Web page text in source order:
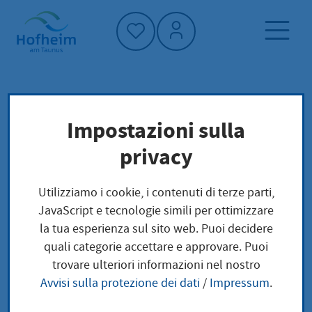
Home"
Pagina iniziale
Trova servizi
Preoccupazioni locali
Örtliches Fahrerlaubnisregister Übermittlung
Örtliches
Fahrerlaubnisregister
Impostazioni sulla
privacy
Utilizziamo i cookie, i contenuti di terze parti,
JavaScript e tecnologie simili per ottimizzare
la tua esperienza sul sito web. Puoi decidere
quali categorie accettare e approvare. Puoi
trovare ulteriori informazioni nel nostro
Avvisi sulla protezione dei dati/ Impressum.